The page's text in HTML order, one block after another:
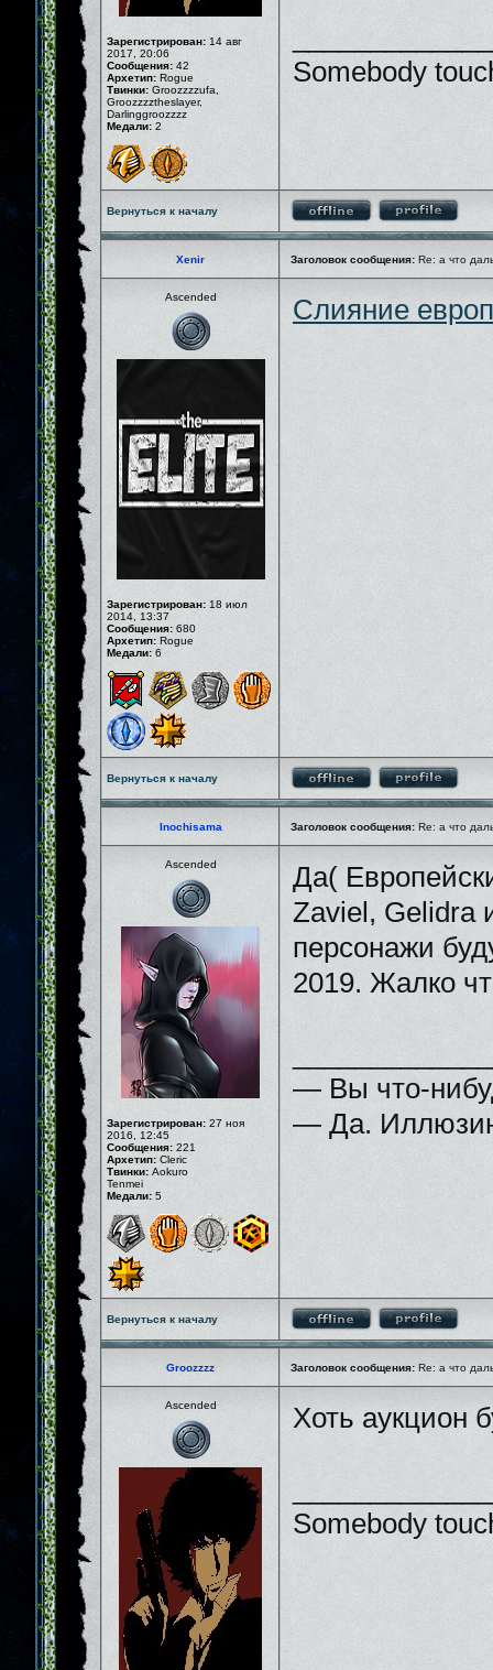
Зарегистрирован: 14 авг
2017, 20:06
Сообщения: 42
Архетип: Rogue
Твинки: Groozzzzufa,
Groozzzztheslayer,
Darlinggroozzzz
Медали: 2
Somebody
Вернуться к началу
Xenir Заголовок сообщения: Re: а что
Ascended
Зарегистрирован: 18 июл
2014, 13:37
Сообщения: 680
Архетип: Rogue
Медали: 6
Слияние
Вернуться к началу
Inochisama Заголовок сообщения: Re: а что
Ascended
Зарегистрирован: 27 ноя
2016, 12:45
Сообщения: 221
Архетип: Cleric
Твинки: Aokuro
Tenmei
Медали: 5
Да(
Zaviel, Gelidra
персонажи
2019. Жалко
— Вы что-
— Да.
Вернуться к началу
Groozzzz Заголовок сообщения: Re: а что
Ascended Хоть аукцион
Somebody